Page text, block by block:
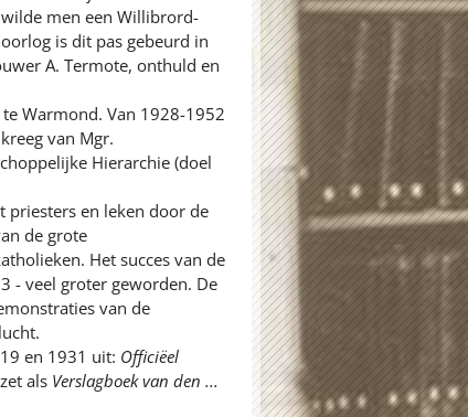
men een Willibrord-
is dit pas gebeurd in
A. Termote, onthuld en
te Warmond. Van 1928-1952
van Mgr.
Hierarchie (doel
priesters en leken door de
de grote
Het succes van de
- veel groter geworden. De
van de
en 1931 uit: Officiëel
als Verslagboek van den ...